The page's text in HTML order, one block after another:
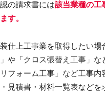
の請求書には該当業種の工
す。
仕上工事業を取得したい場
」や「クロス張替え工事」
フォーム工事」など工事内
見積書・材料一覧表などを